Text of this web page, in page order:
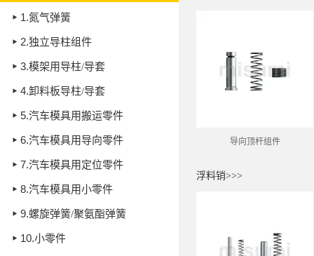
1.氮气弹簧
2.独立导柱组件
3.模架用导柱/导套
4.卸料板导柱/导套
5.汽车模具用搬运零件
6.汽车模具用导向零件
7.汽车模具用定位零件
8.汽车模具用小零件
9.螺旋弹簧/聚氨酯弹簧
10.小零件
导向顶杆组件
浮料销>>>